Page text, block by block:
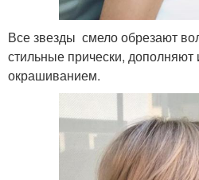
Все звезды смело обрезают
стильные прически,
окрашиванием.